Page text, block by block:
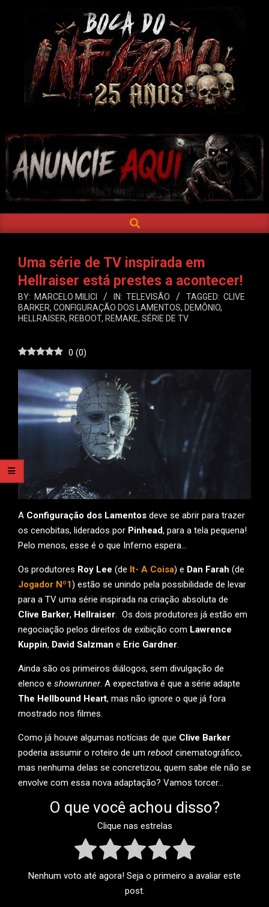
DO
INFERNO
Navigation
SEARCH
Uma série de TV inspirada em
Hellraiser está prestes a acontecer!
BY: MARCELO MILICI IN: TELEVISÃO TAGGED: CLIVE
BARKER, CONFIGURAÇÃO DOS LAMENTOS, DEMÔNIO,
HELLRAISER, REBOOT, REMAKE, SÉRIE DE TV
0 (0)
A Configuração dos Lamentos deve se abrir para trazer
os cenobitas, liderados por Pinhead, para a tela pequena!
Pelo menos, esse é o que Inferno espera…
Os produtores Roy Lee (de It- A Coisa) e Dan Farah (de
Jogador Nº1) estão se unindo pela possibilidade de levar
para a TV uma série inspirada na criação absoluta de
Clive Barker, Hellraiser. Os dois produtores já estão em
negociação pelos direitos de exibição com Lawrence
Kuppin, David Salzman e Eric Gardner.
Ainda são os primeiros diálogos, sem divulgação de
elenco e showrunner. A expectativa é que a série adapte
The Hellbound Heart, mas não ignore o que já fora
mostrado nos filmes.
Como já houve algumas notícias de que Clive Barker
poderia assumir o roteiro de um reboot cinematográfico,
mas nenhuma delas se concretizou, quem sabe ele não se
envolve com essa nova adaptação? Vamos torcer…
O que você achou disso?
Clique nas estrelas
Nenhum voto até agora! Seja o primeiro a avaliar este
post.